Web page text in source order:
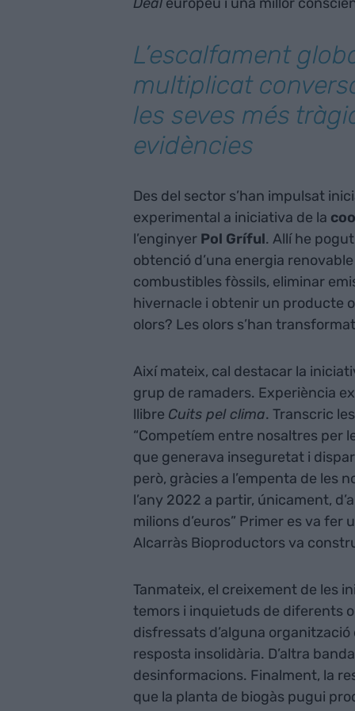
Dealeuropeu i una millor
L’escalfament
multiplicat
les seves més
evidències
Des del sector s’han impulsat
experimental a iniciativa de la
l’enginyerPol Gríful. Allí he
obtenció d’una energia
combustibles fòssils, eliminar
hivernacle i obtenir un producte
olors? Les olors s’han
Així mateix, cal destacar la
grup de ramaders. Experiència
llibre Cuits pel clima. Transcric
“Competíem entre nosaltres per
que generava inseguretat i
però, gràcies a l’empenta de les
l’any 2022 a partir, únicament,
milions d’euros” Primer es va
Alcarràs Bioproductors va
Tanmateix, el creixement de les
temors i inquietuds de diferents
disfressats d’alguna
resposta insolidària. D’altra
desinformacions. Finalment, la
que la planta de biogàs pugui